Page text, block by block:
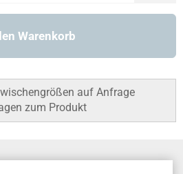
Warenkorb
auf Anfrage
zum Produkt